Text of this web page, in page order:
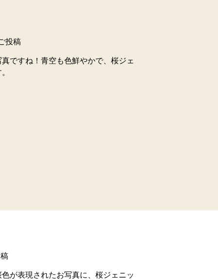
投稿
ですね！青空も色鮮やかで、桜ジェ
が表現されたお写真に、桜ジェニッ